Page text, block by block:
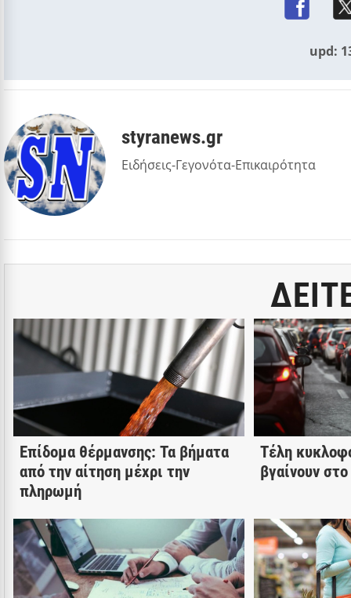
upd:
styranews.gr
Ειδήσεις-Γεγονότα-Επικαιρότητα
Επίδομα θέρμανσης: Τα βήματα
από την αίτηση μέχρι την
πληρωμή
Τέλη
βγαίνουν